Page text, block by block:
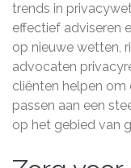
trends in
effectief adviseren
op nieuwe wetten,
advocaten
cliënten helpen
passen aan een
op het gebied van